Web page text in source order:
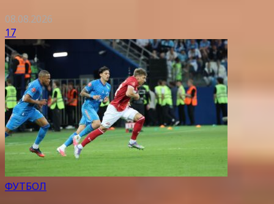
08.08.2026
17
ФУТБОЛ